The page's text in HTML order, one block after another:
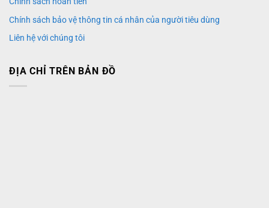
Chính sách bảo vệ thông tin cá nhân của người tiêu dùng
Liên hệ với chúng tôi
ĐỊA CHỈ TRÊN BẢN ĐỒ